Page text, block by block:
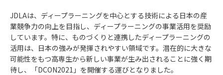
JDLAは、ディープラーニングを中心とする技術による日本の産
業競争力の向上を目指し、ディープラーニングの事業活用を奨励
しています。特に、ものづくりと連携したディープラーニングの
活用は、日本の強みが発揮されやすい領域です。潜在的に大きな
可能性をもつ高専生から新しい事業が生み出されることに強く期
待し、「DCON2021」を開催する運びとなりました。